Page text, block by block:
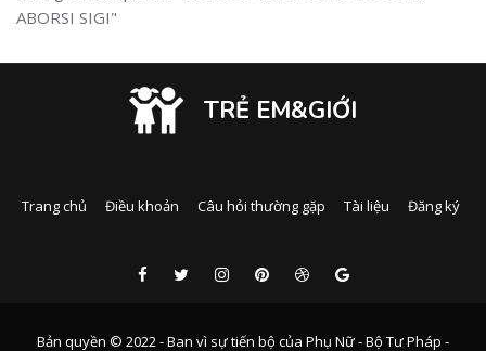
ABORSI SIGI"
TRẺ EM&GIỚI
Trang chủ Điều khoản Câu hỏi thường gặp Tài liệu Đăng ký
Bản quyền © 2022 - Ban vì sự tiến bộ của Phụ Nữ - Bộ Tư Pháp -